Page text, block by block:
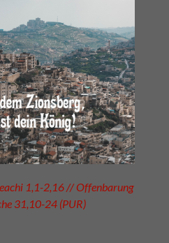
1,1-2,16 // Offenbarung
31,10-24 (PUR)